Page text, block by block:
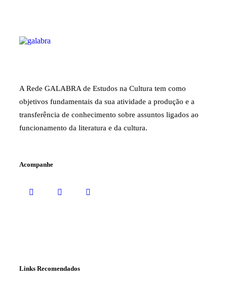
A Rede GALABRA de Estudos na Cultura tem como
objetivos fundamentais da sua atividade a produção e a
transferência de conhecimento sobre assuntos ligados ao
funcionamento da literatura e da cultura.
Acompanhe
Links Recomendados